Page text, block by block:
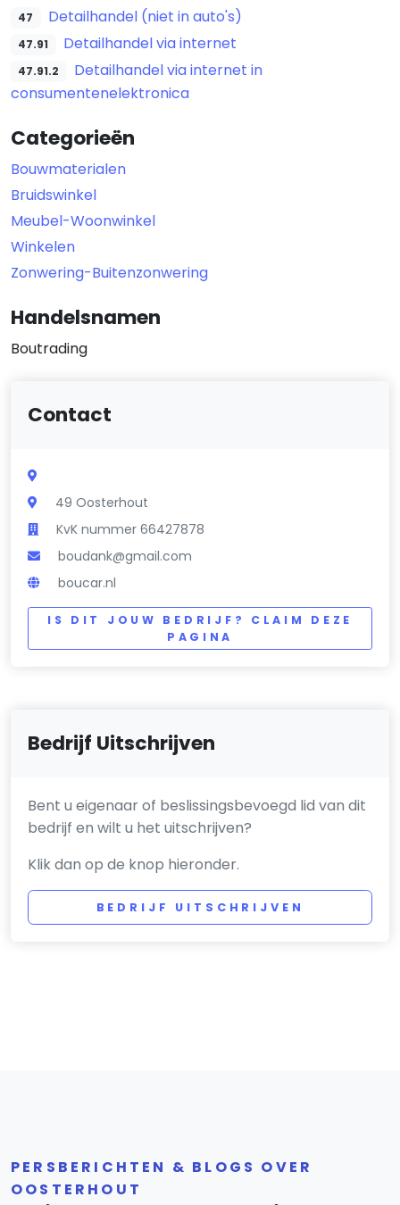
47 Detailhandel (niet in auto's)
47.91 Detailhandel via internet
47.91.2
Detailhandel via internet in
consumentenelektronica
Categorieën
Bouwmaterialen
Bruidswinkel
Meubel-Woonwinkel
Winkelen
Zonwering-Buitenzonwering
Handelsnamen
Boutrading
Contact
49 Oosterhout
KvK nummer 66427878
boudank@gmail.com
boucar.nl
IS DIT JOUW BEDRIJF? CLAIM DEZE
PAGINA
Bedrijf Uitschrijven
Bent u eigenaar of beslissingsbevoegd lid van dit
bedrijf en wilt u het uitschrijven?
Klik dan op de knop hieronder.
BEDRIJF UITSCHRIJVEN
PERSBERICHTEN & BLOGS OVER
OOSTERHOUT